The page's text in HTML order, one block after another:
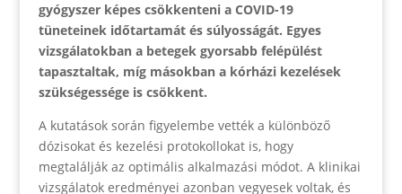
gyógyszer képes csökkenteni a COVID-19
tüneteinek időtartamát és súlyosságát. Egyes
vizsgálatokban a betegek gyorsabb felépülést
tapasztaltak, míg másokban a kórházi kezelések
szükségessége is csökkent.
A kutatások során figyelembe vették a különböző
dózisokat és kezelési protokollokat is, hogy
megtalálják az optimális alkalmazási módot. A klinikai
vizsgálatok eredményei azonban vegyesek voltak, és